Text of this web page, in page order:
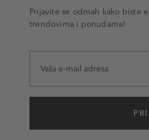
Prijavite se odmah kako biste
trendovima i ponudama!